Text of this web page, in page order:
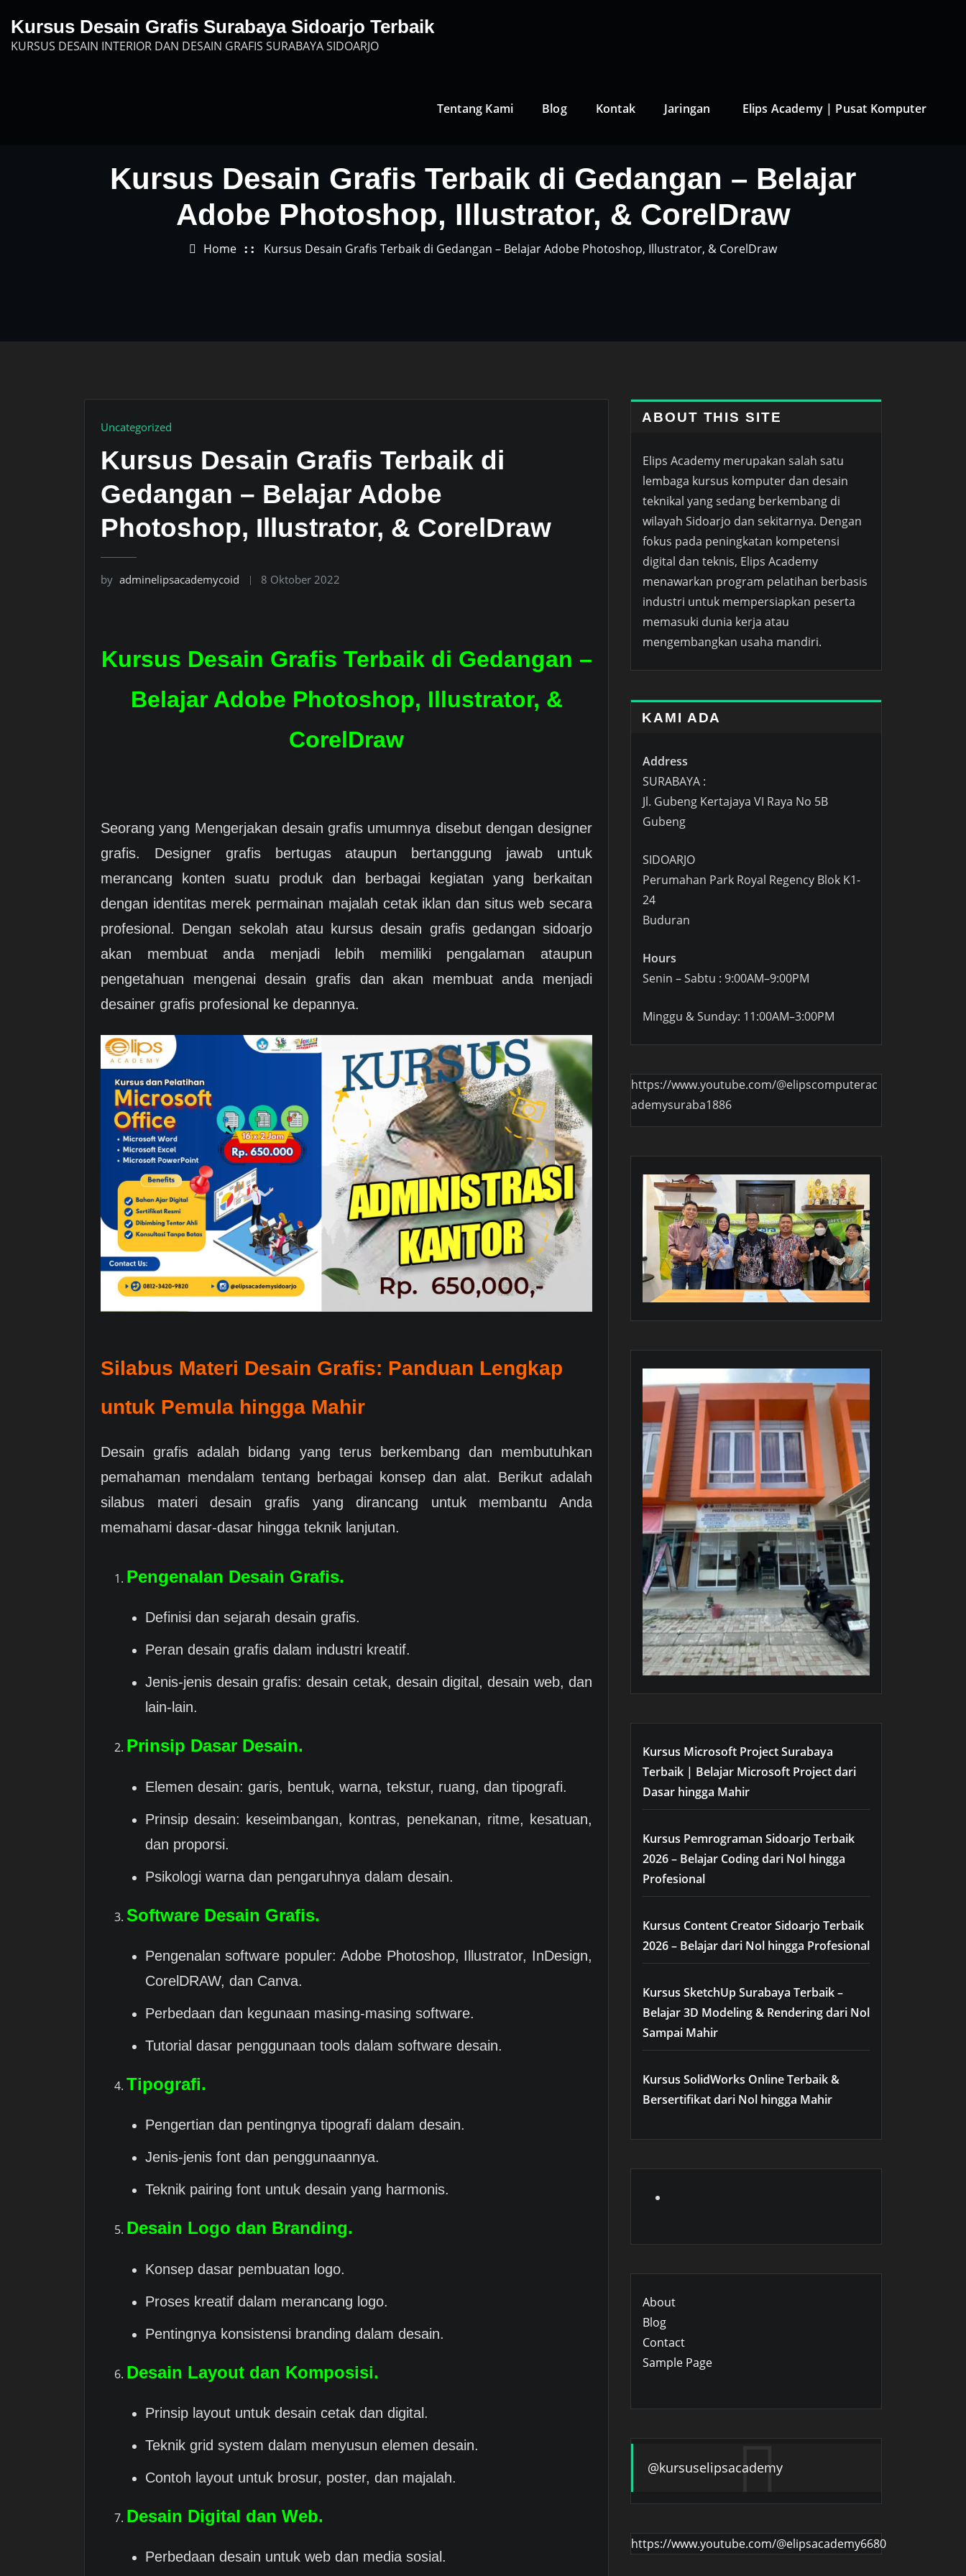
content
Kursus Desain Grafis Surabaya Sidoarjo Terbaik
KURSUS DESAIN INTERIOR DAN DESAIN GRAFIS SURABAYA SIDOARJO
Tentang Kami Blog Kontak Jaringan Elips Academy | Pusat Komputer
Kursus Desain Grafis Terbaik di Gedangan – Belajar
Adobe Photoshop, Illustrator, & CorelDraw
Home Kursus Desain Grafis Terbaik di Gedangan – Belajar Adobe Photoshop, Illustrator, & CorelDraw
Uncategorized
Kursus Desain Grafis Terbaik di
Gedangan – Belajar Adobe
Photoshop, Illustrator, & CorelDraw
by adminelipsacademycoid 8 Oktober 2022
Kursus Desain Grafis Terbaik di Gedangan –
Belajar Adobe Photoshop, Illustrator, &
CorelDraw
Seorang yang Mengerjakan desain grafis umumnya disebut dengan designer
grafis. Designer grafis bertugas ataupun bertanggung jawab untuk
merancang konten suatu produk dan berbagai kegiatan yang berkaitan
dengan identitas merek permainan majalah cetak iklan dan situs web secara
profesional. Dengan sekolah atau kursus desain grafis gedangan sidoarjo
akan membuat anda menjadi lebih memiliki pengalaman ataupun
pengetahuan mengenai desain grafis dan akan membuat anda menjadi
desainer grafis profesional ke depannya.
Silabus Materi Desain Grafis: Panduan Lengkap
untuk Pemula hingga Mahir
Desain grafis adalah bidang yang terus berkembang dan membutuhkan
pemahaman mendalam tentang berbagai konsep dan alat. Berikut adalah
silabus materi desain grafis yang dirancang untuk membantu Anda
memahami dasar-dasar hingga teknik lanjutan.
Pengenalan Desain Grafis.
Definisi dan sejarah desain grafis.
Peran desain grafis dalam industri kreatif.
Jenis-jenis desain grafis: desain cetak, desain digital, desain web, dan
lain-lain.
Prinsip Dasar Desain.
Elemen desain: garis, bentuk, warna, tekstur, ruang, dan tipografi.
Prinsip desain: keseimbangan, kontras, penekanan, ritme, kesatuan,
dan proporsi.
Psikologi warna dan pengaruhnya dalam desain.
Software Desain Grafis.
Pengenalan software populer: Adobe Photoshop, Illustrator, InDesign,
CorelDRAW, dan Canva.
Perbedaan dan kegunaan masing-masing software.
Tutorial dasar penggunaan tools dalam software desain.
Tipografi.
Pengertian dan pentingnya tipografi dalam desain.
Jenis-jenis font dan penggunaannya.
Teknik pairing font untuk desain yang harmonis.
Desain Logo dan Branding.
Konsep dasar pembuatan logo.
Proses kreatif dalam merancang logo.
Pentingnya konsistensi branding dalam desain.
Desain Layout dan Komposisi.
Prinsip layout untuk desain cetak dan digital.
Teknik grid system dalam menyusun elemen desain.
Contoh layout untuk brosur, poster, dan majalah.
Desain Digital dan Web.
Perbedaan desain untuk web dan media sosial.
ABOUT THIS SITE
Elips Academy merupakan salah satu
lembaga kursus komputer dan desain
teknikal yang sedang berkembang di
wilayah Sidoarjo dan sekitarnya. Dengan
fokus pada peningkatan kompetensi
digital dan teknis, Elips Academy
menawarkan program pelatihan berbasis
industri untuk mempersiapkan peserta
memasuki dunia kerja atau
mengembangkan usaha mandiri.
KAMI ADA
Address
SURABAYA :
Jl. Gubeng Kertajaya VI Raya No 5B
Gubeng
SIDOARJO
Perumahan Park Royal Regency Blok K1-
24
Buduran
Hours
Senin – Sabtu : 9:00AM–9:00PM
Minggu & Sunday: 11:00AM–3:00PM
https://www.youtube.com/@elipscomputerac
ademysuraba1886
Kursus Microsoft Project Surabaya
Terbaik | Belajar Microsoft Project dari
Dasar hingga Mahir
Kursus Pemrograman Sidoarjo Terbaik
2026 – Belajar Coding dari Nol hingga
Profesional
Kursus Content Creator Sidoarjo Terbaik
2026 – Belajar dari Nol hingga Profesional
Kursus SketchUp Surabaya Terbaik –
Belajar 3D Modeling & Rendering dari Nol
Sampai Mahir
Kursus SolidWorks Online Terbaik &
Bersertifikat dari Nol hingga Mahir
About
Blog
Contact
Sample Page
@kursuselipsacademy
https://www.youtube.com/@elipsacademy6680